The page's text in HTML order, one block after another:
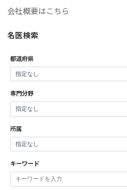
会社概要はこちら
名医検索
都道府県
専門分野
所属
キーワード